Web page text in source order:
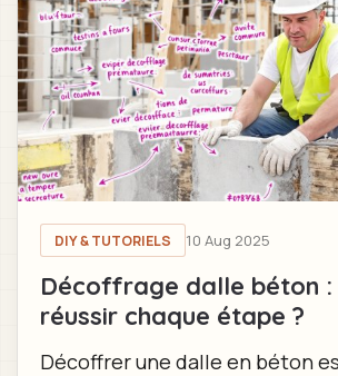
DIY & TUTORIELS 10 Aug 2025
Décoffrage dalle béton
réussir chaque étape ?
Décoffrer une dalle en béton